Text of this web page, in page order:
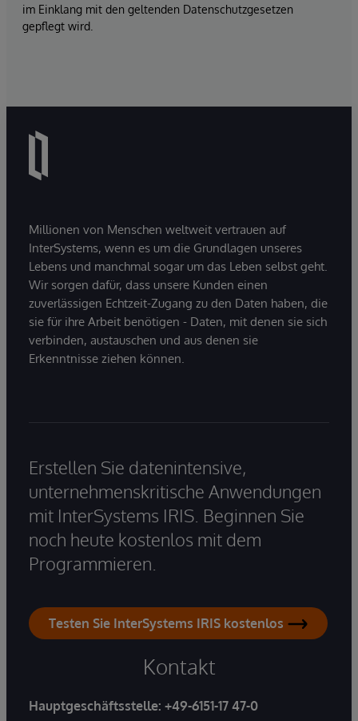
im Einklang mit den geltenden Datenschutzgesetzen
gepflegt wird.
Millionen von Menschen weltweit vertrauen auf
InterSystems, wenn es um die Grundlagen unseres
Lebens und manchmal sogar um das Leben selbst geht.
Wir sorgen dafür, dass unsere Kunden einen
zuverlässigen Echtzeit-Zugang zu den Daten haben, die
sie für ihre Arbeit benötigen - Daten, mit denen sie sich
verbinden, austauschen und aus denen sie
Erkenntnisse ziehen können.
Erstellen Sie datenintensive,
unternehmenskritische Anwendungen
mit InterSystems IRIS. Beginnen Sie
noch heute kostenlos mit dem
Programmieren.
Testen Sie InterSystems IRIS kostenlos
Kontakt
Hauptgeschäftsstelle: +49-6151-17 47-0